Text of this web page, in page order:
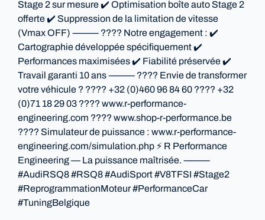
Stage 2 sur mesure ✔️ Optimisation boîte auto Stage 2
offerte ✔️ Suppression de la limitation de vitesse
(Vmax OFF) ⸻ ????️ Notre engagement : ✔️
Cartographie développée spécifiquement ✔️
Performances maximisées ✔️ Fiabilité préservée ✔️
Travail garanti 10 ans ⸻ ???? Envie de transformer
votre véhicule ? ???? +32 (0)460 96 84 60 ???? +32
(0)71 18 29 03 ???? www.r-performance-
engineering.com ???? www.shop-r-performance.be
???? Simulateur de puissance : www.r-performance-
engineering.com/simulation.php ⚡ R Performance
Engineering — La puissance maîtrisée. ⸻
#AudiRSQ8 #RSQ8 #AudiSport #V8TFSI #Stage2
#ReprogrammationMoteur #PerformanceCar
#TuningBelgique